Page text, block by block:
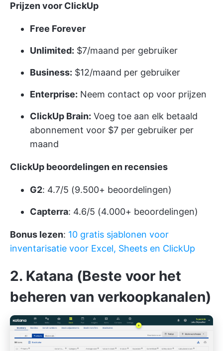
Prijzen voor ClickUp
Free Forever
Unlimited: $7/maand per gebruiker
Business: $12/maand per gebruiker
Enterprise: Neem contact op voor prijzen
ClickUp Brain: Voeg toe aan elk betaald
abonnement voor $7 per gebruiker per
maand
ClickUp beoordelingen en recensies
G2: 4.7/5 (9.500+ beoordelingen)
Capterra: 4.6/5 (4.000+ beoordelingen)
Bonus lezen: 10 gratis sjablonen voor
inventarisatie voor Excel, Sheets en ClickUp
2. Katana (Beste voor het
beheren van verkoopkanalen)